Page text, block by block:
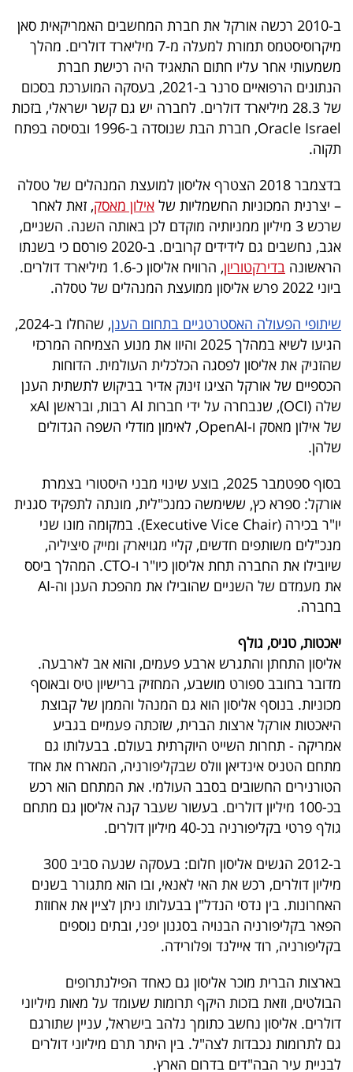
פרסמו
באייס
עקבו
אחרינו:
ב-2010 רכשה אורקל את חברת המחשבים האמריקאית סאן
מיקרוסיסטמס תמורת למעלה מ-7 מיליארד דולרים. מהלך
משמעותי אחר עליו חתום התאגיד היה רכישת חברת
הנתונים הרפואיים סרנר ב-2021, בעסקה המוערכת בסכום
של 28.3 מיליארד דולרים. לחברה יש גם קשר ישראלי, בזכות
Oracle Israel, חברת הבת שנוסדה ב-1996 ובסיסה בפתח
תקוה.
בדצמבר 2018 הצטרף אליסון למועצת המנהלים של טסלה
– יצרנית המכוניות החשמליות של אילון מאסק, זאת לאחר
שרכש 3 מיליון ממניותיה מוקדם לכן באותה השנה. השניים,
אגב, נחשבים גם לידידים קרובים. ב-2020 פורסם כי בשנתו
הראשונה בדירקטוריון
, הרוויח אליסון כ-1.6 מיליארד דולרים.
ביוני 2022 פרש אליסון ממועצת המנהלים של טסלה.
שיתופי הפעולה האסטרטגיים בתחום הענן
, שהחלו ב-2024,
הגיעו לשיא במהלך 2025 והיוו את מנוע הצמיחה המרכזי
שהזניק את אליסון לפסגה הכלכלית העולמית. הדוחות
הכספיים של אורקל הציגו זינוק אדיר בביקוש לתשתית הענן
שלה (OCI), שנבחרה על ידי חברות AI רבות, ובראשן xAI
של אילון מאסק ו-OpenAI, לאימון מודלי השפה הגדולים
שלהן.
בסוף ספטמבר 2025, בוצע שינוי מבני היסטורי בצמרת
אורקל: ספרא כץ, ששימשה כמנכ"לית, מונתה לתפקיד סגנית
יו"ר בכירה (Executive Vice Chair). במקומה מונו שני
מנכ"לים משותפים חדשים, קליי מגויארק ומייק סיציליה,
שיובילו את החברה תחת אליסון כיו"ר ו-CTO. המהלך ביסס
את מעמדם של השניים שהובילו את מהפכת הענן וה-AI
בחברה.
יאכטות, טניס, גולף
אליסון התחתן והתגרש ארבע פעמים, והוא אב לארבעה.
מדובר בחובב ספורט מושבע, המחזיק ברישיון טיס ובאוסף
מכוניות. בנוסף אליסון הוא גם המנהל והממן של קבוצת
היאכטות אורקל ארצות הברית, שזכתה פעמיים בגביע
אמריקה - תחרות השייט היוקרתית בעולם. בבעלותו גם
מתחם הטניס אינדיאן וולס שבקליפורניה, המארח את אחד
הטורנירים החשובים בסבב העולמי. את המתחם הוא רכש
בכ-100 מיליון דולרים. בעשור שעבר קנה אליסון גם מתחם
גולף פרטי בקליפורניה בכ-40 מיליון דולרים.
ב-2012 הגשים אליסון חלום: בעסקה שנעה סביב 300
מיליון דולרים, רכש את האי לאנאי, ובו הוא מתגורר בשנים
האחרונות. בין נדסי הנדל"ן בבעלותו ניתן לציין את אחוזת
הפאר בקליפורניה הבנויה בסגנון יפני, ובתים נוספים
בקליפורניה, רוד איילנד ופלורידה.
בארצות הברית מוכר אליסון גם כאחד הפילנתרופים
הבולטים, וזאת בזכות היקף תרומות שעומד על מאות מיליוני
דולרים. אליסון נחשב כתומך נלהב בישראל, עניין שתורגם
גם לתרומות נכבדות לצה"ל. בין היתר תרם מיליוני דולרים
לבניית עיר הבה"דים בדרום הארץ.